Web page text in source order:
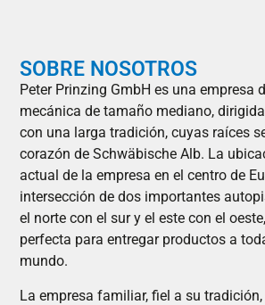
SOBRE NOSOTROS
Peter Prinzing GmbH es una empresa
mecánica de tamaño mediano,
con una larga tradición, cuyas raíces
corazón de Schwäbische Alb. La
actual de la empresa en el centro de
intersección de dos importantes
el norte con el sur y el este con el
perfecta para entregar productos a
mundo.
La empresa familiar, fiel a su